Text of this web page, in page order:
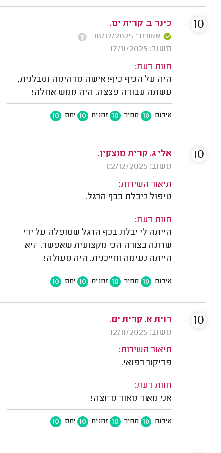
כינר ב. קרית ים.
אשרור: 18/12/2025
משוב: 17/11/2025
חוות דעת:
היה על הכיף כיף! אישה מדהימה וסבלנית,
עשתה עבודה פצצה. היה ממש אחלה!
איכות 10 מחיר 10 זמנים 10 יחס 10
10
אלי ג. קרית מוצקין.
משוב: 02/12/2025
תיאור השירות:
טיפול ביבלת בכף הרגל.
חוות דעת:
הייתה לי יבלת בכף הרגל שטופלה על ידי
שרונה בצורה הכי מקצועית שאפשר. היא
הייתה נעימה וחייכנית. היה מעולה!
איכות 10 מחיר 10 זמנים 10 יחס 10
10
רוית א. קרית ים.
משוב: 12/11/2025
תיאור השירות:
פדיקור רפואי.
חוות דעת:
אני מאוד מאוד מרוצה!
איכות 10 מחיר 10 זמנים 10 יחס 10
10